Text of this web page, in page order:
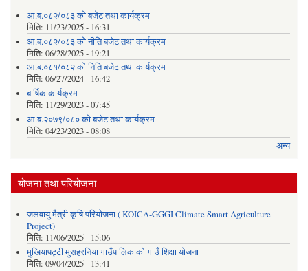
आ.ब.०८२/०८३ को बजेट तथा कार्यक्रम
मिति: 11/23/2025 - 16:31
आ.ब.०८२/०८३ को नीति बजेट तथा कार्यक्रम
मिति: 06/28/2025 - 19:21
आ.ब.०८१/०८२ को निति बजेट तथा कार्यक्रम
मिति: 06/27/2024 - 16:42
बार्षिक कार्यक्रम
मिति: 11/29/2023 - 07:45
आ.ब.२०७९/०८० को बजेट तथा कार्यक्रम
मिति: 04/23/2023 - 08:08
अन्य
योजना तथा परियोजना
जलवायु मैत्री कृषि परियोजना ( KOICA-GGGI Climate Smart Agriculture
Project)
मिति: 11/06/2025 - 15:06
मुखियापट्टी मुसहरनिया गाउँपालिकाको गाउँ शिक्षा योजना
मिति: 09/04/2025 - 13:41